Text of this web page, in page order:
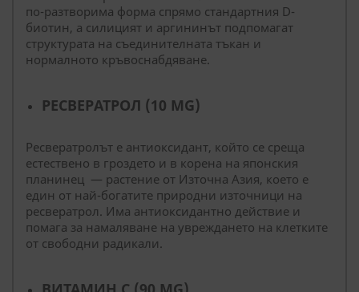
по-разтворима форма спрямо стандартния D-
биотин, а силицият и аргининът подпомагат
структурата на съединителната тъкан и
нормалното кръвоснабдяване.
РЕСВЕРАТРОЛ (10 MG)
Ресвератролът е антиоксидант, който се среща
естествено в гроздето и в корена на японския
планинец — растение от Източна Азия, което е
един от най-богатите природни източници на
ресвератрол. Има антиоксидантно действие и
помага за намаляване на увреждането на клетките
от свободни радикали.